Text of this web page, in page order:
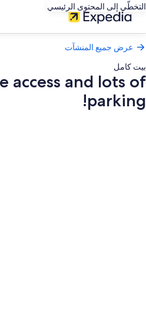
التخطّي إلى المحتوى الرئيسي
عرض جميع المنشآت
بيت كامل
access and lots of
parking!